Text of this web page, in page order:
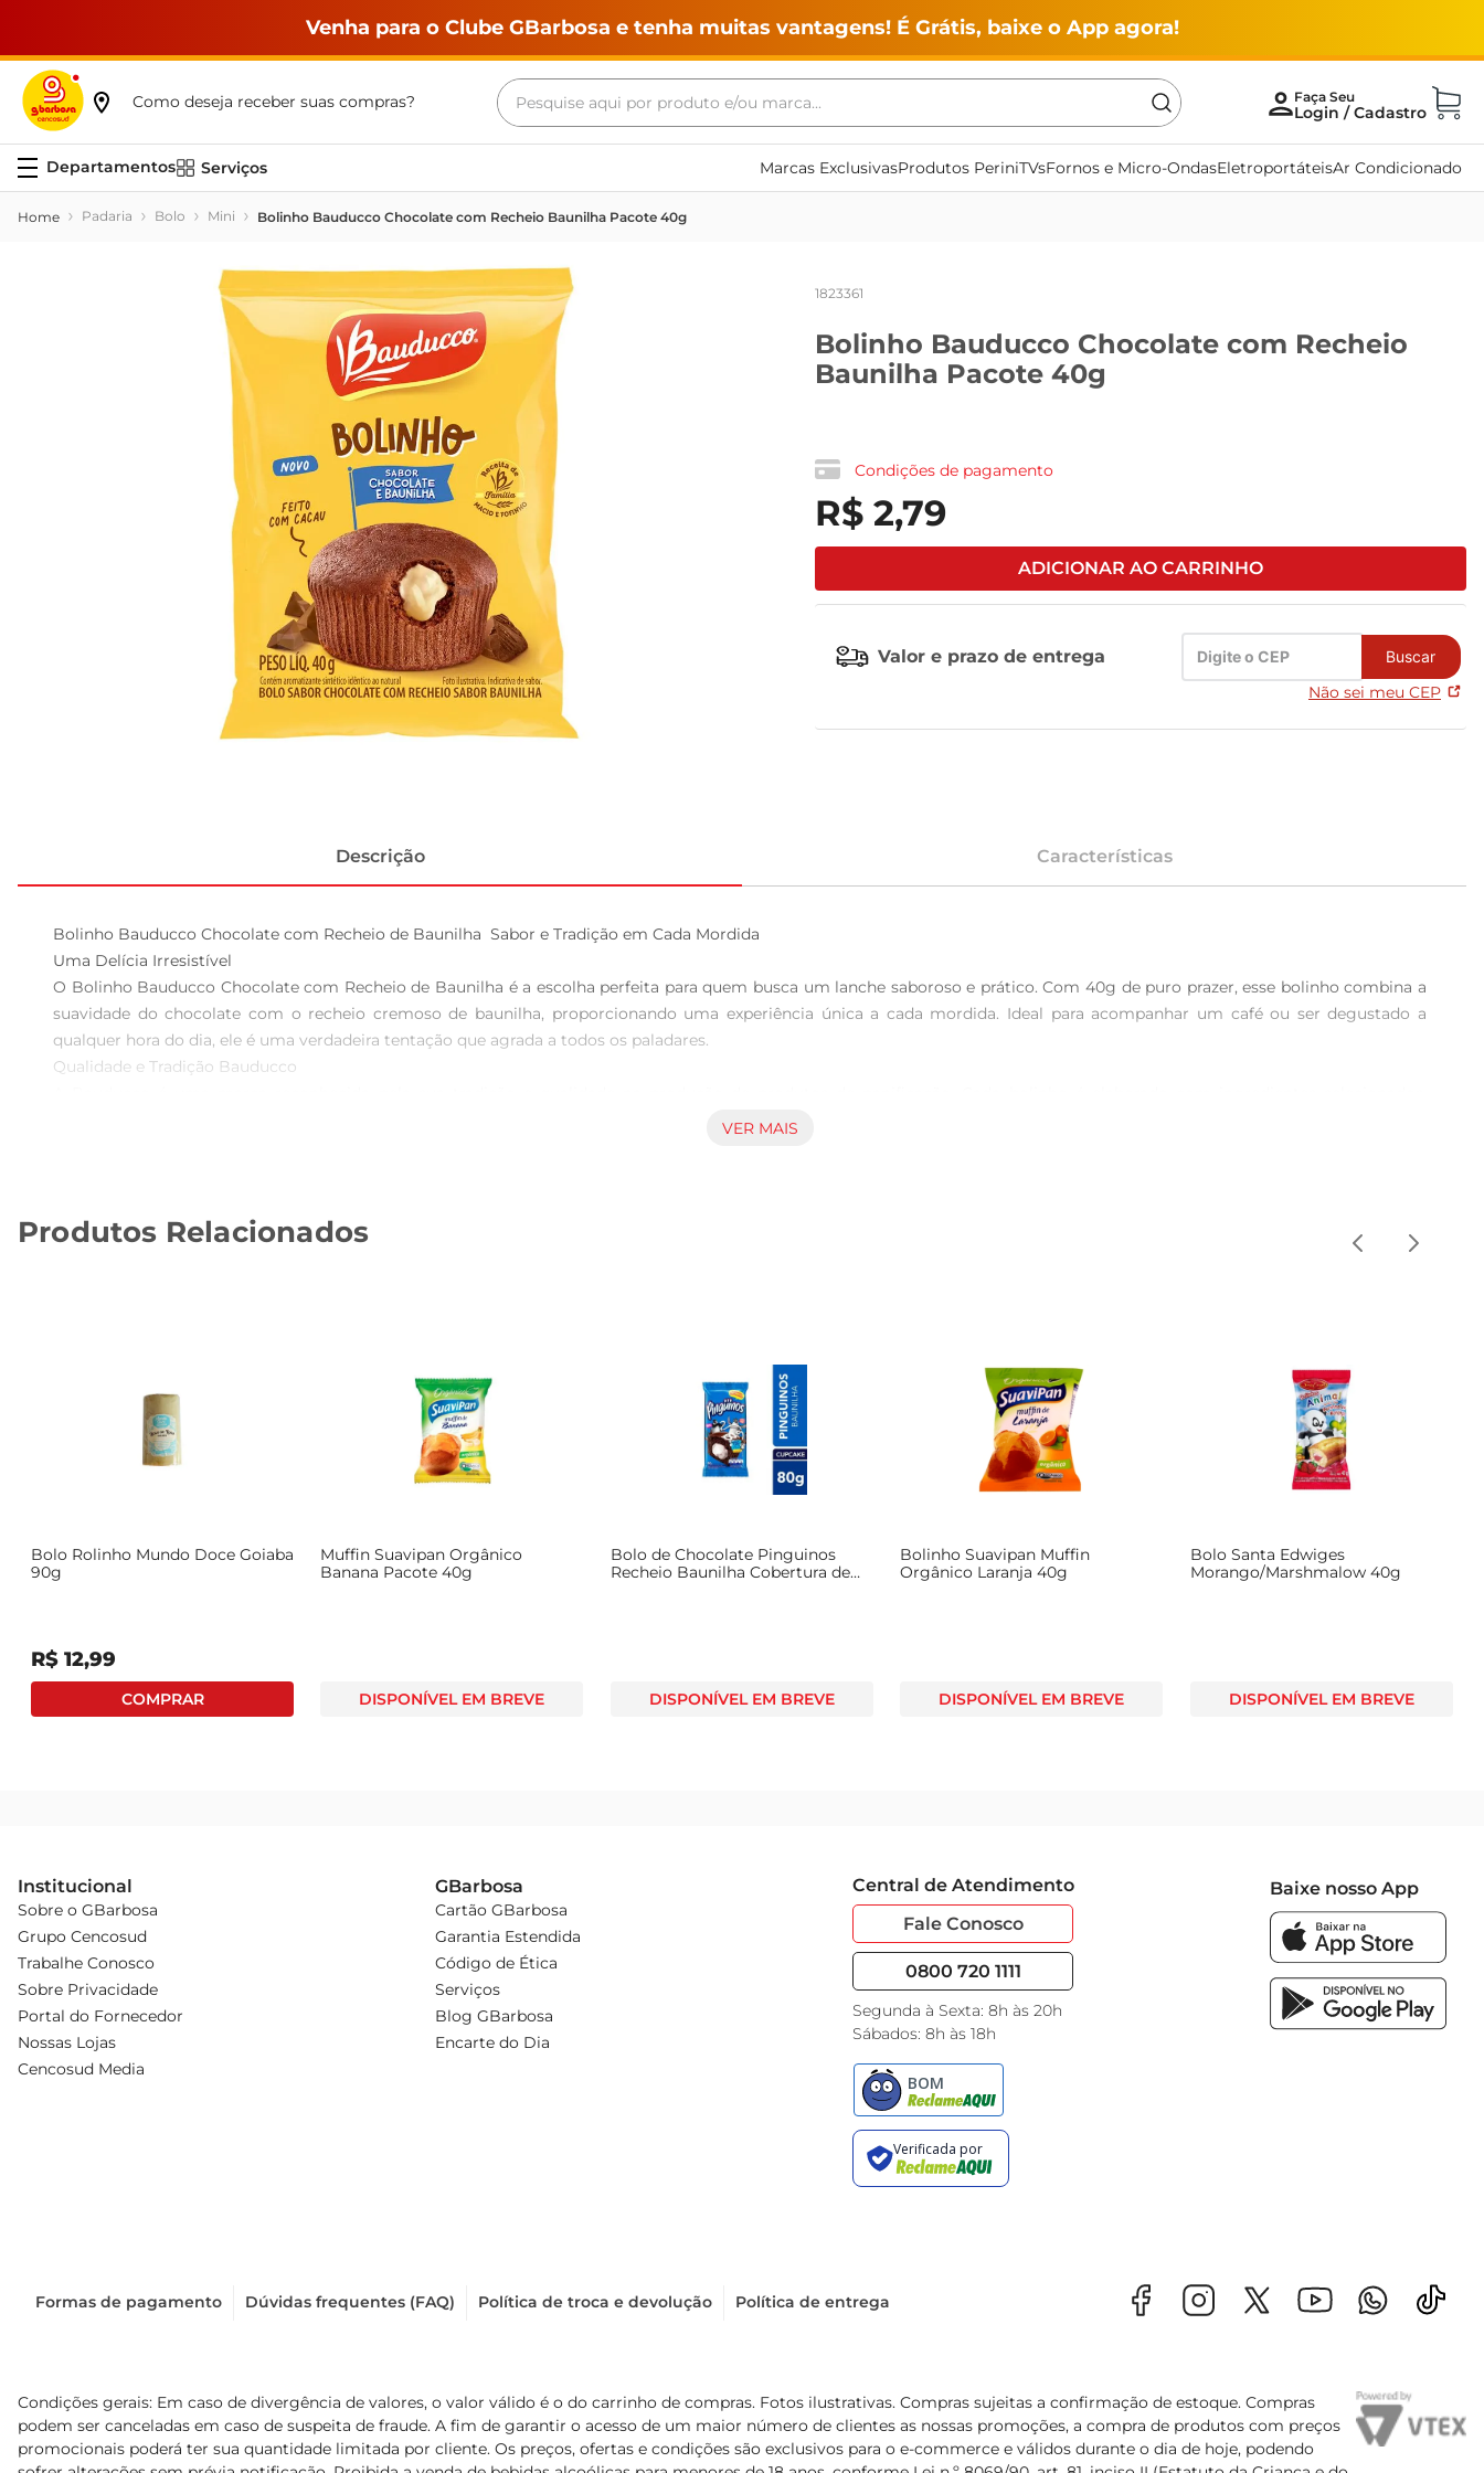
Venha para o Clube GBarbosa e tenha muitas vantagens! É Grátis, baixe o App agora!
Como deseja receber suas compras?
Pesquise aqui por produto e/ou marca...
Serviços Marcas ExclusivasProdutos PeriniTVsFornos e Micro-OndasEletroportáteisAr Condicionado
Padaria Bolo Mini Bolinho Bauducco Chocolate com Recheio Baunilha Pacote 40g
1823361
Bolinho Bauducco Chocolate com Recheio
Baunilha Pacote 40g
Condições de pagamento
R$ 2,79
ADICIONAR AO CARRINHO
Valor e prazo de entrega Buscar
Não sei meu CEP
Descrição Características
Bolinho Bauducco Chocolate com Recheio de Baunilha  Sabor e Tradição em Cada Mordida
Uma Delícia Irresistível
O Bolinho Bauducco Chocolate com Recheio de Baunilha é a escolha perfeita para quem busca um lanche saboroso e prático. Com 40g de puro prazer, esse bolinho combina a
suavidade do chocolate com o recheio cremoso de baunilha, proporcionando uma experiência única a cada mordida. Ideal para acompanhar um café ou ser degustado a
qualquer hora do dia, ele é uma verdadeira tentação que agrada a todos os paladares.
Qualidade e Tradição Bauducco
garantindo um sabor autêntico e uma textura macia. A combinação do chocolate com o recheio de baunilha é resultado de anos de experiência e dedicação, refletindo o
adapta a qualquer situação. Além disso, sua embalagem prática facilita o transporte, permitindo que você leve essa delícia para onde quiser, seja no trabalho, na escola ou em
VER MAIS
Produtos Relacionados
Bolo Rolinho Mundo Doce Goiaba
90g
R$ 12,99
Muffin Suavipan Orgânico
Banana Pacote 40g
DISPONÍVEL EM BREVE
Bolo de Chocolate Pinguinos
Recheio Baunilha Cobertura de
DISPONÍVEL EM BREVE
Bolinho Suavipan Muffin
Orgânico Laranja 40g
DISPONÍVEL EM BREVE
Bolo Santa Edwiges
Morango/Marshmalow 40g
DISPONÍVEL EM BREVE
Institucional
Sobre o GBarbosa
Grupo Cencosud
Trabalhe Conosco
Sobre Privacidade
Portal do Fornecedor
Nossas Lojas
Cencosud Media
GBarbosa
Cartão GBarbosa
Garantia Estendida
Código de Ética
Serviços
Blog GBarbosa
Encarte do Dia
Central de Atendimento
Fale Conosco
0800 720 1111
Segunda à Sexta: 8h às 20h
Sábados: 8h às 18h
Baixe nosso App
Formas de pagamento Dúvidas frequentes (FAQ) Política de troca e devolução Política de entrega
Condições gerais: Em caso de divergência de valores, o valor válido é o do carrinho de compras. Fotos ilustrativas. Compras sujeitas a confirmação de estoque. Compras
podem ser canceladas em caso de suspeita de fraude. A fim de garantir o acesso de um maior número de clientes as nossas promoções, a compra de produtos com preços
promocionais poderá ter sua quantidade limitada por cliente. Os preços, ofertas e condições são exclusivos para o e-commerce e válidos durante o dia de hoje, podendo
Termos mais buscados
maquina lavar
café
cerveja
frango
leite
vinho
tv